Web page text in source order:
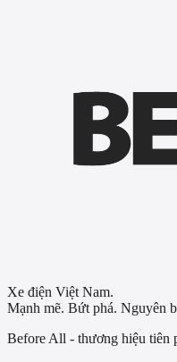
Xe điện Việt Nam.
Mạnh mẽ. Bứt phá. Nguyên
Before All - thương hiệu tiên